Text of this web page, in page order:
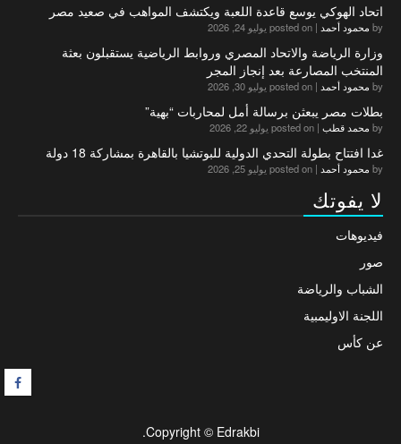
اتحاد الهوكي يوسع قاعدة اللعبة ويكتشف المواهب في صعيد مصر
by محمود أحمد | posted on يوليو 24, 2026
وزارة الرياضة والاتحاد المصري وروابط الرياضية يستقبلون بعثة
المنتخب المصارعة بعد إنجاز المجر
by محمود أحمد | posted on يوليو 30, 2026
بطلات مصر يبعثن برسالة أمل لمحاربات “بهية”
by محمد قطب | posted on يوليو 22, 2026
غدا افتتاح بطولة التحدي الدولية للبوتشيا بالقاهرة بمشاركة 18 دولة
by محمود أحمد | posted on يوليو 25, 2026
لا يفوتك
فيديوهات
صور
الشباب والرياضة
اللجنة الاوليمبية
عن كأس
F
Copyright © Edrakbi.